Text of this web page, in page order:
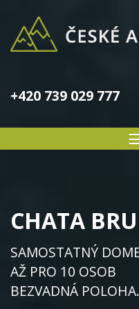
+420 739 029 777
CHATA
SAMOSTATNÝ
AŽ PRO 10 OSOB
BEZVADNÁ